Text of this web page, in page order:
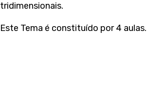
tridimensionais.
Este Tema é constituído por 4 aulas.